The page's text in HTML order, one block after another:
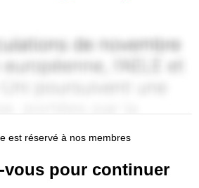
est réservé à nos membres
vous pour continuer